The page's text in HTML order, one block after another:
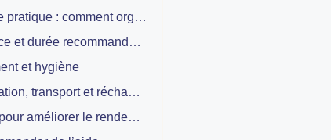
Protocole pratique : comment organiser vos sessions
Fréquence et durée recommandées
et hygiène
Conservation, transport et réchauffage du lait
Astuces pour améliorer le rendement et préserver la lactation